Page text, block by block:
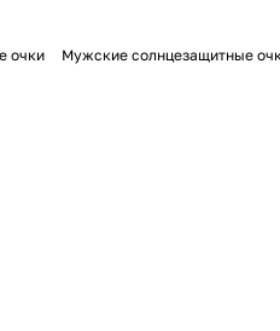
очки Мужские солнцезащитные